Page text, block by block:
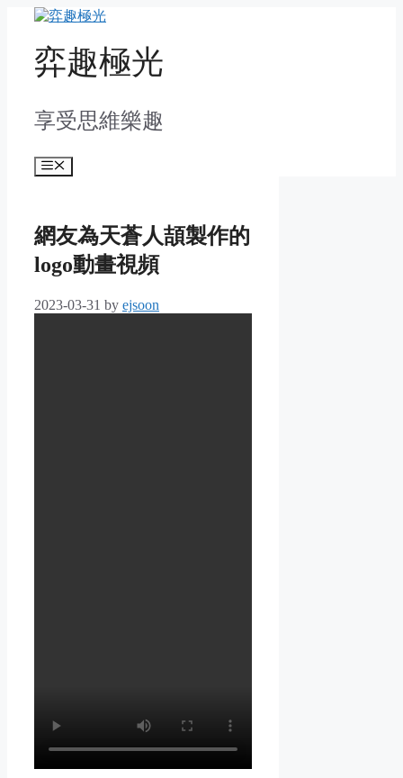
content弈趣極光
享受思維樂趣
Menu
網友為天蒼人頡製作的
logo動畫視頻
2023-03-31 by ejsoon